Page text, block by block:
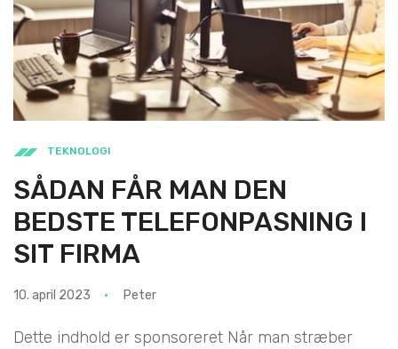
TEKNOLOGI
SÅDAN FÅR MAN DEN
BEDSTE TELEFONPASNING I
SIT FIRMA
10. april 2023 Peter
Dette indhold er sponsoreret Når man stræber